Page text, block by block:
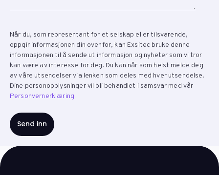
Når du, som representant for et selskap eller tilsvarende,
oppgir informasjonen din ovenfor, kan Exsitec bruke denne
informasjonen til å sende ut informasjon og nyheter som vi tror
kan være av interesse for deg. Du kan når som helst melde deg
av våre utsendelser via lenken som deles med hver utsendelse.
Dine personopplysninger vil bli behandlet i samsvar med vår
Personvernerklæring.